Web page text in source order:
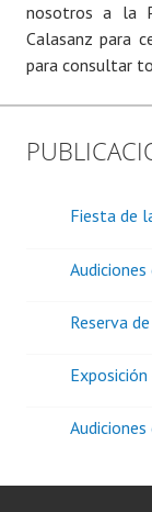
nosotros a la
Calasanz para
para consultar
Fiesta de
Reserva